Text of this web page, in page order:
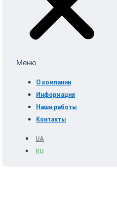
Меню
О компании
Информация
Наши работы
Контакты
UA
RU